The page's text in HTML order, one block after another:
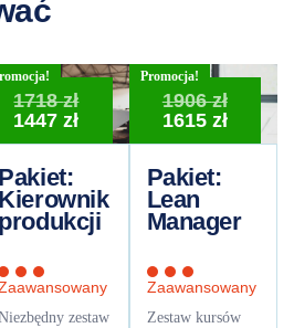
1718złPierwotna
cena
wynosiła:
1447złAktualna
cena
Pakiet:
Kierownik
produkcji
zestaw
Promocja!
1906zł
cena
1615 zł
cena
Pakiet:
Lean
Manager
Zaawansowany
Zestaw kursów